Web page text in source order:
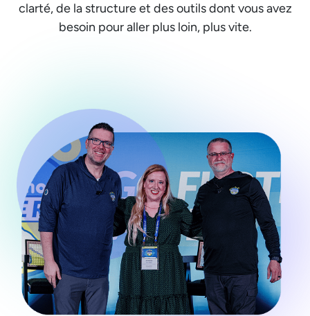
clarté, de la structure et des outils dont vous avez
besoin pour aller plus loin, plus vite.